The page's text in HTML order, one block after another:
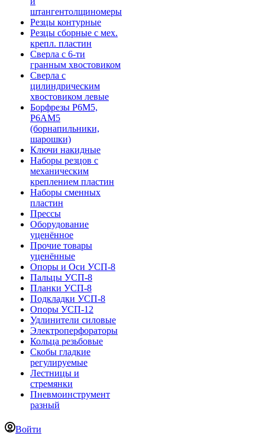
штангентолщиномеры
Резцы контурные
Резцы сборные с мех.
крепл. пластин
Сверла с 6-ти
гранным хвостовиком
Сверла с
цилиндрическим
хвостовиком левые
Борфрезы Р6М5,
Р6АМ5
(борнапильники,
шарошки)
Ключи накидные
Наборы резцов с
механическим
креплением пластин
Наборы сменных
пластин
Прессы
Оборудование
уценённое
Прочие товары
уценённые
Опоры и Оси УСП-8
Пальцы УСП-8
Планки УСП-8
Подкладки УСП-8
Опоры УСП-12
Удлинители силовые
Электроперфораторы
Кольца резьбовые
Скобы гладкие
регулируемые
Лестницы и
стремянки
Пневмоинструмент
разный
Войти